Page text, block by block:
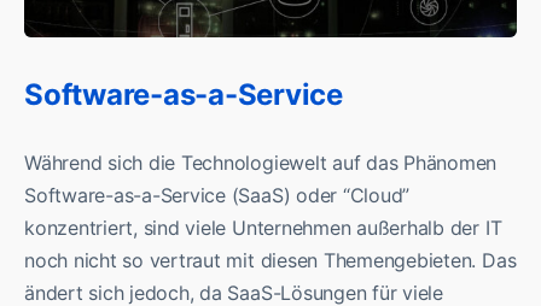
Software-as-a-Service
Während sich die Technologiewelt auf das Phänomen
Software-as-a-Service (SaaS) oder “Cloud”
konzentriert, sind viele Unternehmen außerhalb der IT
noch nicht so vertraut mit diesen Themengebieten. Das
ändert sich jedoch, da SaaS-Lösungen für viele